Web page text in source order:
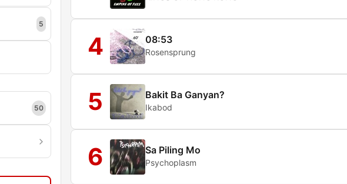
5
50
4 08:53
Rosensprung
5 Bakit Ba Ganyan?
Ikabod
6 Sa Piling Mo
Psychoplasm